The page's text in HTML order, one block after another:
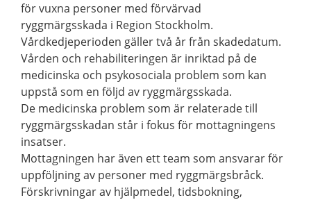
för vuxna personer med förvärvad
ryggmärgsskada i Region Stockholm.
Vårdkedjeperioden gäller två år från skadedatum.
Vården och rehabiliteringen är inriktad på de
medicinska och psykosociala problem som kan
uppstå som en följd av ryggmärgsskada.
De medicinska problem som är relaterade till
ryggmärgsskadan står i fokus för mottagningens
insatser.
Mottagningen har även ett team som ansvarar för
uppföljning av personer med ryggmärgsbråck.
Förskrivningar av hjälpmedel, tidsbokning,